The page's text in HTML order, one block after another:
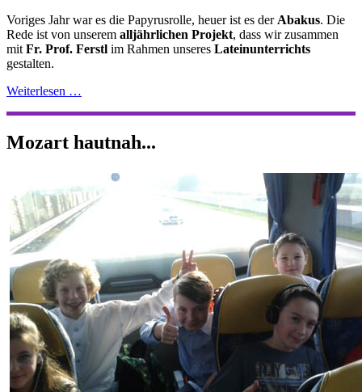
Voriges Jahr war es die Papyrusrolle, heuer ist es der Abakus. Die
Rede ist von unserem alljährlichen Projekt, dass wir zusammen
mit Fr. Prof. Ferstl im Rahmen unseres Lateinunterrichts
gestalten.
Weiterlesen …
Mozart hautnah...